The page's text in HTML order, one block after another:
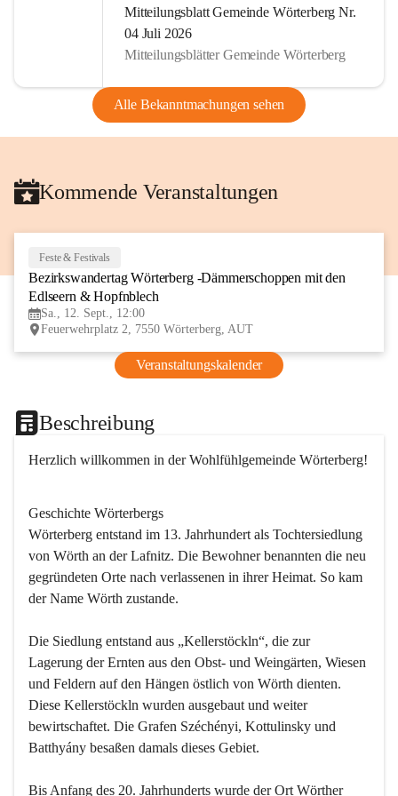
Mitteilungsblatt Gemeinde Wörterberg Nr.
04 Juli 2026
Mitteilungsblätter Gemeinde Wörterberg
Alle Bekanntmachungen sehen
Kommende Veranstaltungen
Feste & Festivals
Bezirkswandertag Wörterberg -Dämmerschoppen mit den
Edlseern & Hopfnblech
Sa., 12. Sept., 12:00
Feuerwehrplatz 2, 7550 Wörterberg, AUT
Veranstaltungskalender
Beschreibung
Herzlich willkommen in der Wohlfühlgemeinde Wörterberg!
Geschichte Wörterbergs
Wörterberg entstand im 13. Jahrhundert als Tochtersiedlung
von Wörth an der Lafnitz. Die Bewohner benannten die neu
gegründeten Orte nach verlassenen in ihrer Heimat. So kam
der Name Wörth zustande.
Die Siedlung entstand aus „Kellerstöckln“, die zur
Lagerung der Ernten aus den Obst- und Weingärten, Wiesen
und Feldern auf den Hängen östlich von Wörth dienten.
Diese Kellerstöckln wurden ausgebaut und weiter
bewirtschaftet. Die Grafen Széchényi, Kottulinsky und
Batthyány besaßen damals dieses Gebiet.
Bis Anfang des 20. Jahrhunderts wurde der Ort Wörther